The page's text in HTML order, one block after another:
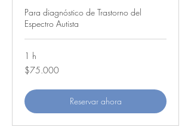
Para diagnóstico de Trastorno del
Espectro Autista
1 h
75.000
pesos
$75.000
Reservar ahora